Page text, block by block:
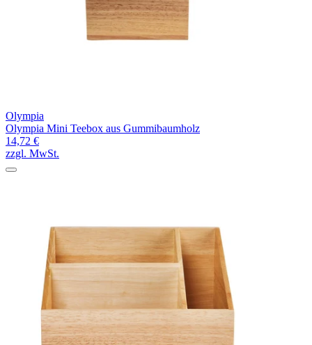
Olympia
Olympia Mini Teebox aus Gummibaumholz
14,72 €
zzgl. MwSt.